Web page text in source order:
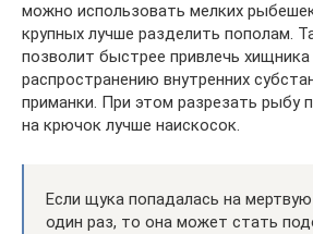
можно использовать мелких
крупных лучше разделить пополам.
позволит быстрее привлечь хищника
распространению внутренних
приманки. При этом разрезать рыбу
на крючок лучше наискосок.
Если щука попадалась на
один раз, то она может стать